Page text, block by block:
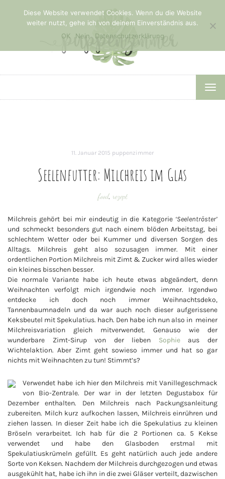
11. Januar 2015 puppenzimmer
Seelenfutter: Milchreis im Glas
food, rezept
Milchreis gehört bei mir eindeutig in die Kategorie ‘Seelentröster’
und schmeckt besonders gut nach einem blöden Arbeitstag, bei
schlechtem Wetter oder bei Kummer und diversen Sorgen des
Alltags. Milchreis geht also sozusagen immer. Mit einer
ordentlichen Portion Milchreis mit Zimt & Zucker wird alles wieder
ein kleines bisschen besser.
Die normale Variante habe ich heute etwas abgeändert, denn
Weihnachten verfolgt mich irgendwie noch immer. Irgendwo
entdecke ich doch noch immer Weihnachtsdeko,
Tannenbaumnadeln und da war auch noch dieser aufgerissene
Keksbeutel mit Spekulatius. hach. Den habe ich nun also in meiner
Milchreisvariation gleich mitverwendet. Genauso wie der
wunderbare Zimt-Sirup von der lieben Sophieaus der
Wichtelaktion. Aber Zimt geht sowieso immer und hat so gar
nichts mit Weihnachten zu tun! Stimmt’s?
Verwendet habe ich hier den Milchreis mit Vanillegeschmack
von Bio-Zentrale. Der war in der letzten Degustabox für
Dezember enthalten. Den Milchreis nach Packungsanleitung
zubereiten. Milch kurz aufkochen lassen, Milchreis einrühren und
ziehen lassen. In dieser Zeit habe ich die Spekulatius zu kleinen
Bröseln verarbeitet. Ich hab für die 2 Portionen ca. 5 Kekse
verwendet und habe den Glasboden erstmal mit
Spekulatiuskrümeln gefüllt. Es geht natürlich auch jede andere
Sorte von Keksen. Nachdem der Milchreis durchgezogen und etwas
ausgekühlt hat, habe ich ihn in die zwei Gläser verteilt, dazwischen
Diese Website verwendet Cookies. Wenn du die Website
weiter nutzt, gehe ich von deinem Einverständnis aus.
OK
Nein Datenschutzerklärung